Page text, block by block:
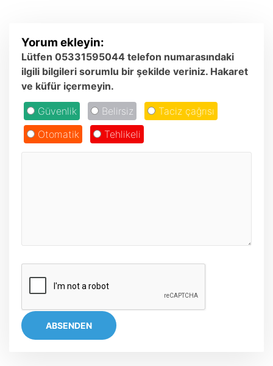
Yorum ekleyin:
Lütfen 05331595044 telefon numarasındaki
ilgili bilgileri sorumlu bir şekilde veriniz. Hakaret
ve küfür içermeyin.
Güvenlik Belirsiz
Taciz çağrısı
Otomatik
Tehlikeli
ABSENDEN